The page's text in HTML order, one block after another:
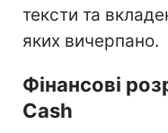
тексти та
яких вичерпано.
Фінансові
Cash